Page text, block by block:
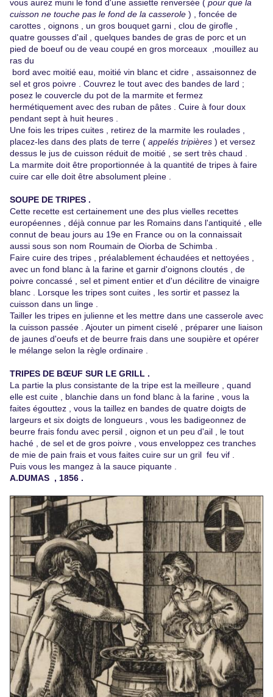
vous aurez muni le fond d'une assiette renversée ( pour que la
cuisson ne touche pas le fond de la casserole ) , foncée de
carottes , oignons , un gros bouquet garni , clou de girofle ,
quatre gousses d'ail , quelques bandes de gras de porc et un
pied de boeuf ou de veau coupé en gros morceaux ,mouillez au
ras du
bord avec moitié eau, moitié vin blanc et cidre , assaisonnez de
sel et gros poivre . Couvrez le tout avec des bandes de lard ;
posez le couvercle du pot de la marmite et fermez
hermétiquement avec des ruban de pâtes . Cuire à four doux
pendant sept à huit heures .
Une fois les tripes cuites , retirez de la marmite les roulades ,
placez-les dans des plats de terre ( appelés tripières ) et versez
dessus le jus de cuisson réduit de moitié , se sert très chaud .
La marmite doit être proportionnée à la quantité de tripes à faire
cuire car elle doit être absolument pleine .
SOUPE DE TRIPES .
Cette recette est certainement une des plus vielles recettes
européennes , déjà connue par les Romains dans l'antiquité , elle
connut de beau jours au 19e en France ou on la connaissait
aussi sous son nom Roumain de Oiorba de Schimba .
Faire cuire des tripes , préalablement échaudées et nettoyées ,
avec un fond blanc à la farine et garnir d'oignons cloutés , de
poivre concassé , sel et piment entier et d'un décilitre de vinaigre
blanc . Lorsque les tripes sont cuites , les sortir et passez la
cuisson dans un linge .
Tailler les tripes en julienne et les mettre dans une casserole avec
la cuisson passée . Ajouter un piment ciselé , préparer une liaison
de jaunes d'oeufs et de beurre frais dans une soupière et opérer
le mélange selon la règle ordinaire .
TRIPES DE BŒUF SUR LE GRILL .
La partie la plus consistante de la tripe est la meilleure , quand
elle est cuite , blanchie dans un fond blanc à la farine , vous la
faites égouttez , vous la taillez en bandes de quatre doigts de
largeurs et six doigts de longueurs , vous les badigeonnez de
beurre frais fondu avec persil , oignon et un peu d'ail , le tout
haché , de sel et de gros poivre , vous enveloppez ces tranches
de mie de pain frais et vous faites cuire sur un gril feu vif .
Puis vous les mangez à la sauce piquante .
A.DUMAS , 1856 .